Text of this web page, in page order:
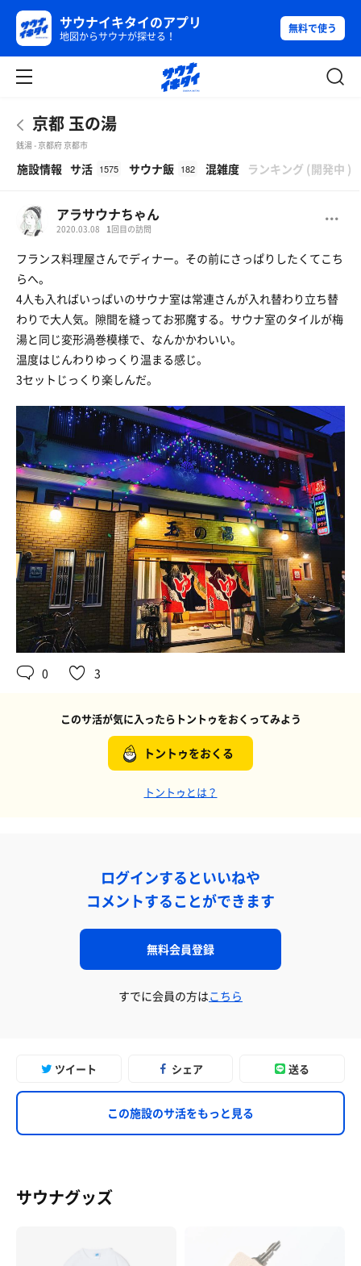
サウナイキタイのアプリ
地図からサウナが探せる！
無料で使う
京都 玉の湯
銭湯 - 京都府 京都市
施設情報 サ活 1575 サウナ飯 182 混雑度 ランキング (開発中 )
アラサウナちゃん
2020.03.08 1 回目の訪問
フランス料理屋さんでディナー。その前にさっぱりしたくてこち
らへ。
4人も入ればいっぱいのサウナ室は常連さんが入れ替わり立ち替
わりで大人気。隙間を縫ってお邪魔する。サウナ室のタイルが梅
湯と同じ変形渦巻模様で、なんかかわいい。
温度はじんわりゆっくり温まる感じ。
3セットじっくり楽しんだ。
0 3
このサ活が気に入ったらトントゥをおくってみよう
トントゥをおくる
トントゥとは？
ログインするといいねや
コメントすることができます
無料会員登録
すでに会員の方はこちら
ツイート シェア 送る
この施設のサ活をもっと見る
サウナグッズ